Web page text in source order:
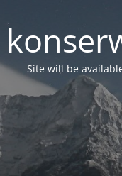
Site will be